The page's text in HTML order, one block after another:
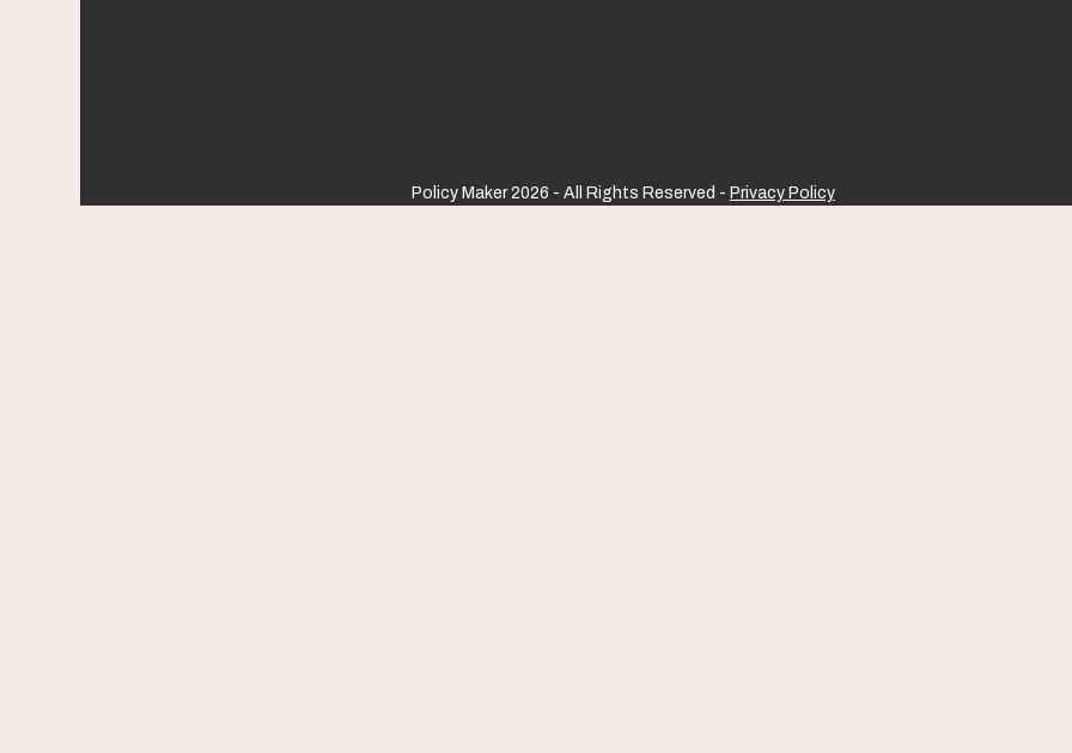
Policy Maker 2026 - All Rights Reserved - Privacy Policy